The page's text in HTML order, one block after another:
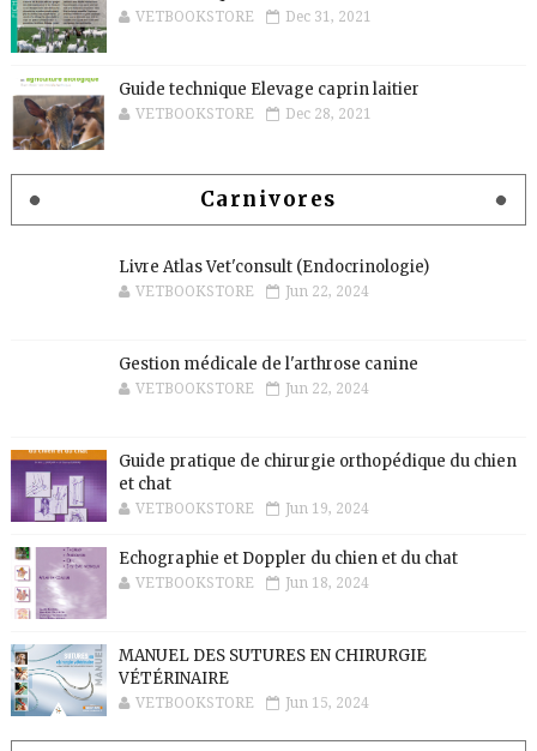
VETBOOKSTORE Dec 31, 2021
Guide technique Elevage caprin laitier
VETBOOKSTORE Dec 28, 2021
Carnivores
Livre Atlas Vet'consult (Endocrinologie)
VETBOOKSTORE Jun 22, 2024
Gestion médicale de l'arthrose canine
VETBOOKSTORE Jun 22, 2024
Guide pratique de chirurgie orthopédique du chien
et chat
VETBOOKSTORE Jun 19, 2024
Echographie et Doppler du chien et du chat
VETBOOKSTORE Jun 18, 2024
MANUEL DES SUTURES EN CHIRURGIE
VÉTÉRINAIRE
VETBOOKSTORE Jun 15, 2024